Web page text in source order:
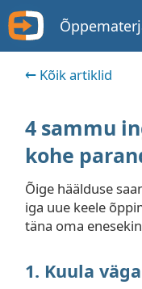
Kõik artiklid
4 sammu
kohe
Õige häälduse
iga uue keele
täna oma
1. Kuula